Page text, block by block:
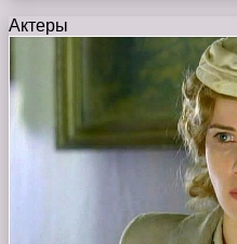
Актеры